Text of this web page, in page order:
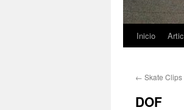
contenido
Inicio
← Skate Clips
DOF